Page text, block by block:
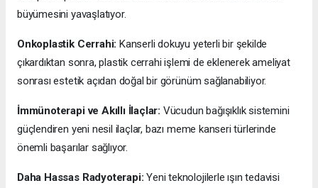
büyümesini yavaşlatıyor.
Onkoplastik Cerrahi: Kanserli dokuyu yeterli bir şekilde
çıkardıktan sonra, plastik cerrahi işlemi de eklenerek ameliyat
sonrası estetik açıdan doğal bir görünüm sağlanabiliyor.
İmmünoterapi ve Akıllı İlaçlar: Vücudun bağışıklık sistemini
güçlendiren yeni nesil ilaçlar, bazı meme kanseri türlerinde
önemli başarılar sağlıyor.
Daha Hassas Radyoterapi: Yeni teknolojilerle ışın tedavisi